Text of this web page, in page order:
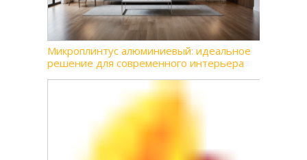
Микроплинтус алюминиевый: идеальное
решение для современного интерьера